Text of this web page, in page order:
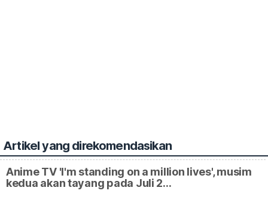
Artikel yang direkomendasikan
Anime TV 'I'm standing on a million lives', musim
kedua akan tayang pada Juli 2…